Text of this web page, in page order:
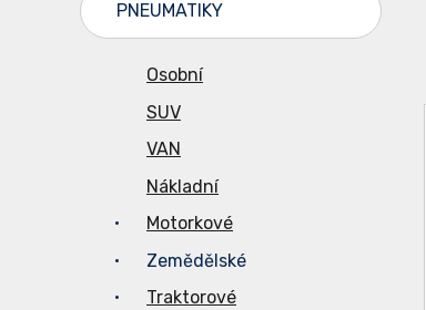
PNEUMATIKY
Osobní
SUV
VAN
Nákladní
Motorkové
Zemědělské
Traktorové